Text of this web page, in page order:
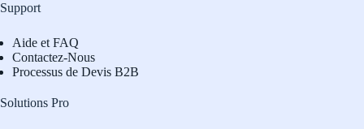
Support
Aide et FAQ
Contactez-Nous
Processus de Devis B2B
Solutions Pro